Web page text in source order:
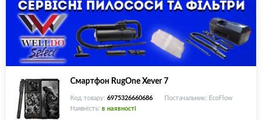
Смартфон RugOne Xever 7
Код товару: 6975326660686
Постачальник: EcoFlow
Наявність: в наявності